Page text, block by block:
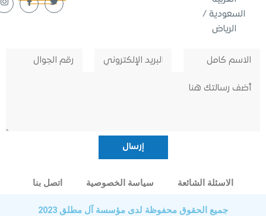
/
الاسئلة الشائعة سياسة الخصوصية اتصل بنا
جميع الحقوق محفوظة لدى مؤسسة آل مطلق 2023